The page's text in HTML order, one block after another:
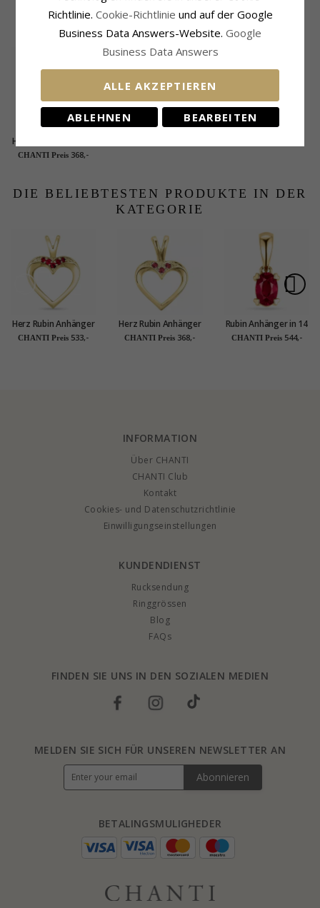
VERWANDTE PRODUKTE
Herz Rubin Anhänger
in 9 karat Gold 0,07
CHANTI Preis 368,-
DIE BELIEBTESTEN PRODUKTE IN DER
KATEGORIE
Herz Rubin Anhänger
in 14 karat Gold 0,07
CHANTI Preis 533,-
Herz Rubin Anhänger
in 14 karat Gold 0,02
CHANTI Preis 368,-
Rubin Anhänger in 14
karat Gold 0,35 ct
CHANTI Preis 544,-
INFORMATION
Über CHANTI
CHANTI Club
Kontakt
Cookies- und Datenschutzrichtlinie
Einwilligungseinstellungen
KUNDENDIENST
Rucksendung
Ringgrössen
Blog
FAQs
FINDEN SIE UNS IN DEN SOZIALEN MEDIEN
BETALINGSMULIGHEDER
MELDEN SIE SICH FÜR UNSEREN NEWSLETTER AN
Abonnieren
Richtlinie. Cookie-Richtlinie und auf der Google
Business Data Answers-Website. Google
Business Data Answers
ALLE AKZEPTIEREN
ABLEHNEN BEARBEITEN